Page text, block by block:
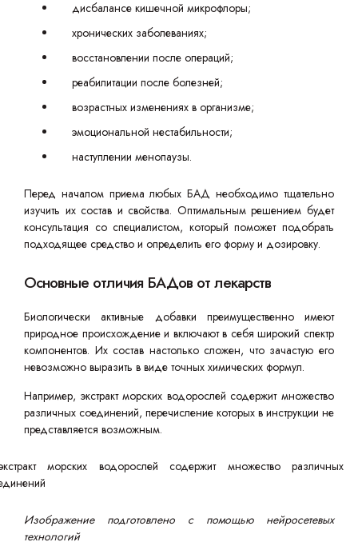
дисбалансе кишечной микрофлоры;
хронических заболеваниях;
восстановлении после операций;
реабилитации после болезней;
возрастных изменениях в организме;
эмоциональной нестабильности;
наступлении менопаузы.
Перед началом приема любых БАД необходимо тщательно
изучить их состав и свойства. Оптимальным решением будет
консультация со специалистом, который поможет подобрать
подходящее средство и определить его форму и дозировку.
Основные отличия БАДов от лекарств
Биологически активные добавки преимущественно имеют
природное происхождение и включают в себя широкий спектр
компонентов. Их состав настолько сложен, что зачастую его
невозможно выразить в виде точных химических формул.
Например, экстракт морских водорослей содержит множество
различных соединений, перечисление которых в инструкции не
представляется возможным.
Изображение подготовлено с помощью нейросетевых
технологий